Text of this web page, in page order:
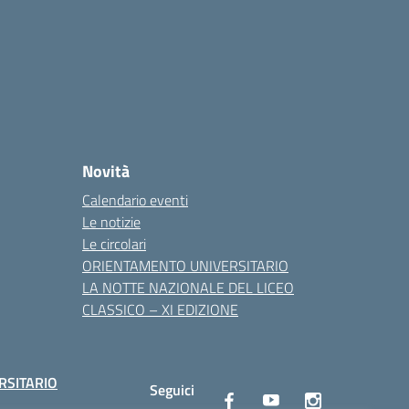
Novità
Calendario eventi
Le notizie
Le circolari
ORIENTAMENTO UNIVERSITARIO
LA NOTTE NAZIONALE DEL LICEO
CLASSICO – XI EDIZIONE
Seguici